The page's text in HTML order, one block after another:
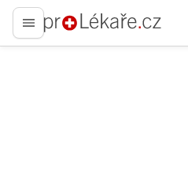
proLékaře.cz